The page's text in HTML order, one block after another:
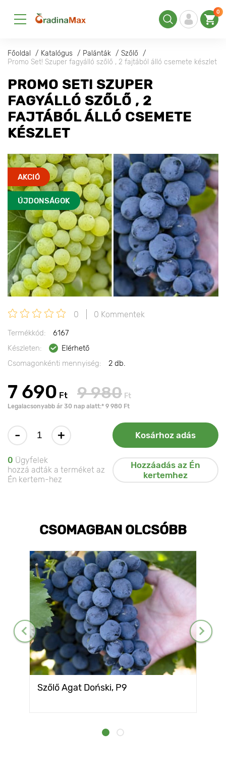
0
Főoldal Katalógus Palánták
Szőlő
Promo Set! Szuper fagyálló szőlő , 2 fajtából álló csemete készlet
PROMO SET! SZUPER
FAGYÁLLÓ SZŐLŐ , 2
FAJTÁBÓL ÁLLÓ CSEMETE
KÉSZLET
AKCIÓ
ÚJDONSÁGOK
0 0 Kommentek
Termékkód:
6167
Készleten:
Elérhető
Csomagonkénti mennyiség:
2 db.
7 690 Ft 9 980 Ft
Legalacsonyabb ár 30 nap alatt:* 9 980 Ft
- + Kosárhoz adás
0 Ügyfelek
hozzá adták a terméket az
Én kertem-hez
Hozzáadás az Én
kertemhez
CSOMAGBAN OLCSÓBB
Szőlő Agat Doński, Р9